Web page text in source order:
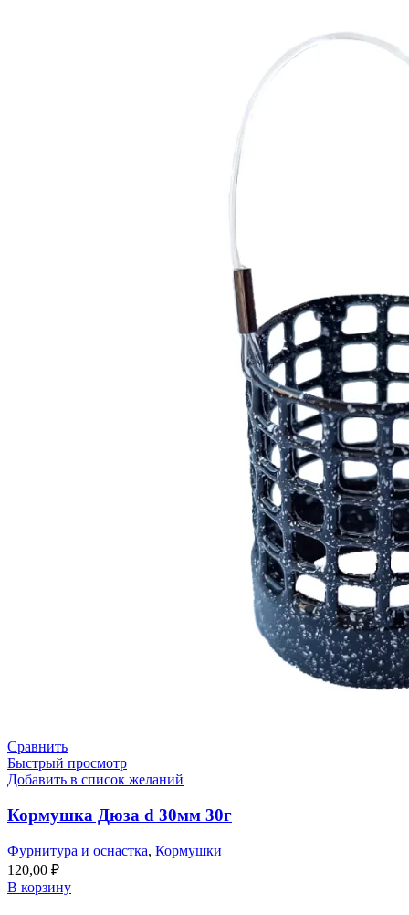
Сравнить
Быстрый просмотр
Добавить в список желаний
Кормушка Дюза d 30мм 30г
Фурнитура и оснастка, Кормушки
120,00 ₽
В корзину